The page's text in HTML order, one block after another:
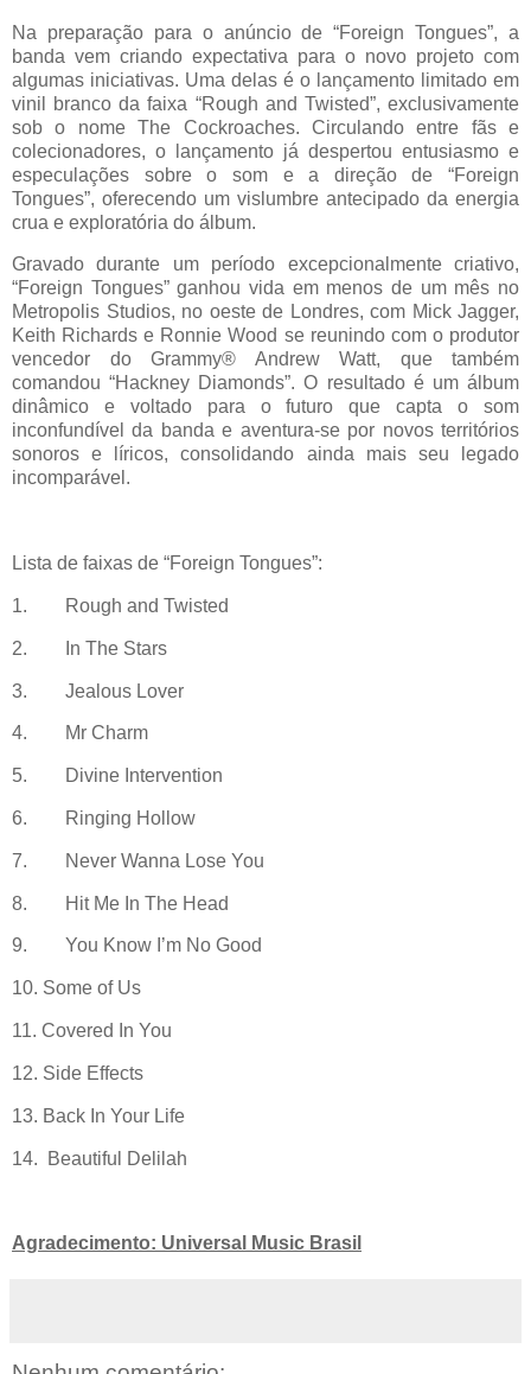
Na preparação para o anúncio de “Foreign Tongues”, a
banda vem criando expectativa para o novo projeto com
algumas iniciativas. Uma delas é o lançamento limitado em
vinil branco da faixa “Rough and Twisted”, exclusivamente
sob o nome The Cockroaches. Circulando entre fãs e
colecionadores, o lançamento já despertou entusiasmo e
especulações sobre o som e a direção de “Foreign
Tongues”, oferecendo um vislumbre antecipado da energia
crua e exploratória do álbum.
Gravado durante um período excepcionalmente criativo,
“Foreign Tongues” ganhou vida em menos de um mês no
Metropolis Studios, no oeste de Londres, com Mick Jagger,
Keith Richards e Ronnie Wood se reunindo com o produtor
vencedor do Grammy® Andrew Watt, que também
comandou “Hackney Diamonds”. O resultado é um álbum
dinâmico e voltado para o futuro que capta o som
inconfundível da banda e aventura-se por novos territórios
sonoros e líricos, consolidando ainda mais seu legado
incomparável.
Lista de faixas de “Foreign Tongues”:
1. Rough and Twisted
2. In The Stars
3. Jealous Lover
4. Mr Charm
5. Divine Intervention
6. Ringing Hollow
7. Never Wanna Lose You
8. Hit Me In The Head
9. You Know I’m No Good
10. Some of Us
11. Covered In You
12. Side Effects
13. Back In Your Life
14. Beautiful Delilah
Agradecimento: Universal Music Brasil